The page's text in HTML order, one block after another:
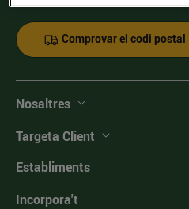
Comprovar el codi postal
Nosaltres
Targeta Client
Establiments
Incorpora't